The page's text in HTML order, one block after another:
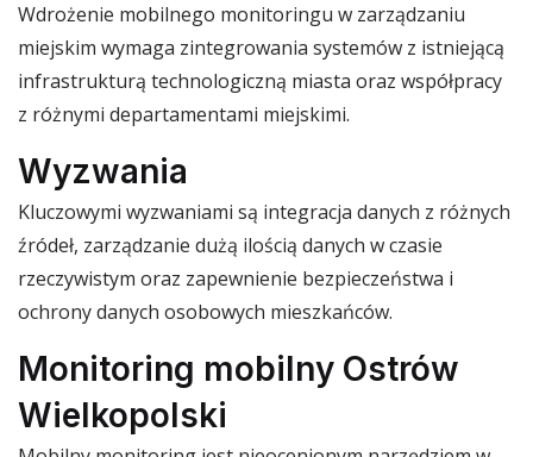
Wdrożenie mobilnego monitoringu w zarządzaniu
miejskim wymaga zintegrowania systemów z istniejącą
infrastrukturą technologiczną miasta oraz współpracy
z różnymi departamentami miejskimi.
Wyzwania
Kluczowymi wyzwaniami są integracja danych z różnych
źródeł, zarządzanie dużą ilością danych w czasie
rzeczywistym oraz zapewnienie bezpieczeństwa i
ochrony danych osobowych mieszkańców.
Monitoring mobilny Ostrów
Wielkopolski